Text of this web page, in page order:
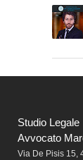
Studio Legale
Avvocato
Via De Pisis 15,